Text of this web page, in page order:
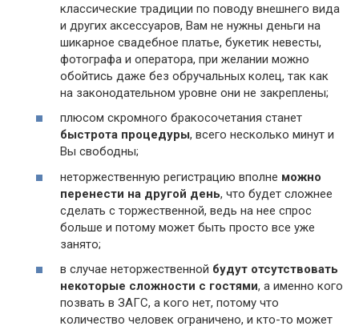
классические традиции по поводу внешнего вида
и других аксессуаров, Вам не нужны деньги на
шикарное свадебное платье, букетик невесты,
фотографа и оператора, при желании можно
обойтись даже без обручальных колец, так как
на законодательном уровне они не закреплены;
плюсом скромного бракосочетания станет
быстрота процедуры, всего несколько минут и
Вы свободны;
неторжественную регистрацию вполне можно
перенести на другой день, что будет сложнее
сделать с торжественной, ведь на нее спрос
больше и потому может быть просто все уже
занято;
в случае неторжественной будут отсутствовать
некоторые сложности с гостями, а именно кого
позвать в ЗАГС, а кого нет, потому что
количество человек ограничено, и кто-то может